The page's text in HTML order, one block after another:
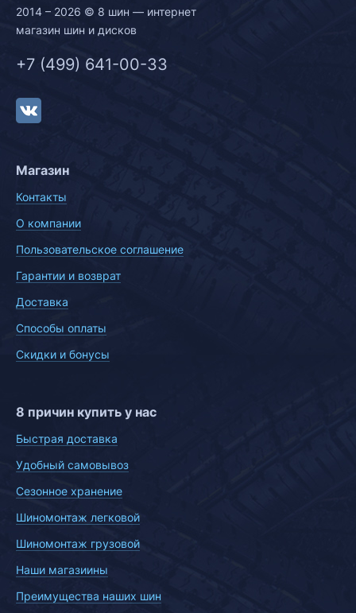
2014 – 2026 © 8 шин — интернет
магазин шин и дисков
+7 (499) 641-00-33
Магазин
Контакты
О компании
Пользовательское соглашение
Гарантии и возврат
Доставка
Способы оплаты
Скидки и бонусы
8 причин купить у нас
Быстрая доставка
Удобный самовывоз
Сезонное хранение
Шиномонтаж легковой
Шиномонтаж грузовой
Наши магазиины
Преимущества наших шин